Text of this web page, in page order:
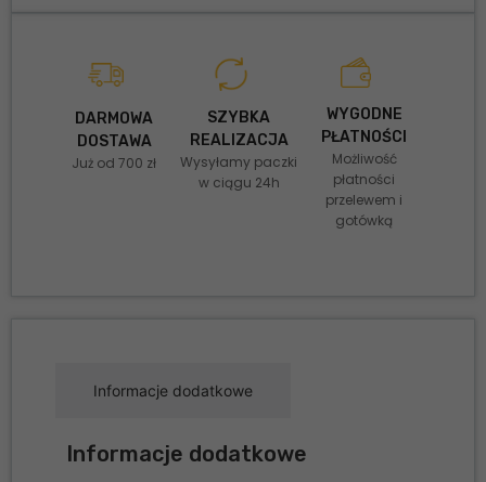
DARMOWA
DOSTAWA
Już od 700 zł
SZYBKA
REALIZACJA
Wysyłamy paczki
w ciągu 24h
WYGODNE
PŁATNOŚCI
Możliwość
płatności
przelewem i
gotówką
Informacje dodatkowe
Informacje dodatkowe